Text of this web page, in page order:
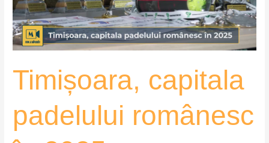
Timișoara, capitala
padelului românesc
–
MozaiQub